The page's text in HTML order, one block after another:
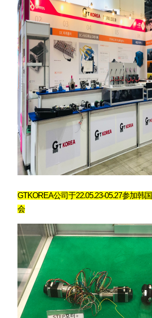
GTKOREA公司于22.05.23-05.27参加韩国
会